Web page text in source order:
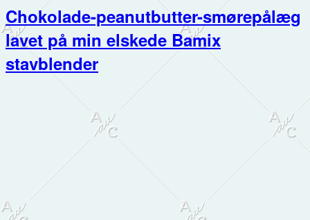
Chokolade-peanutbutter-smørepålæg
lavet på min elskede Bamix
stavblender